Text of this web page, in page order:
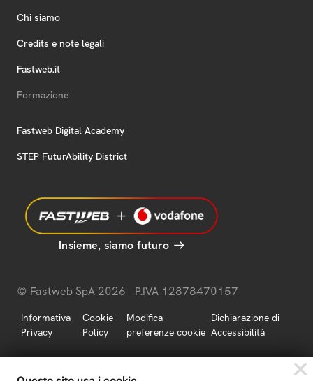
Chi siamo
Credits e note legali
Fastweb.it
Formazione
Fastweb Digital Academy
STEP FuturAbility District
Insieme, siamo futuro
© Fastweb SpA 2026 - P.IVA 12878470157
Informativa
Privacy
Cookie
Policy
Modifica
preferenze cookie
Dichiarazione di
Accessibilità